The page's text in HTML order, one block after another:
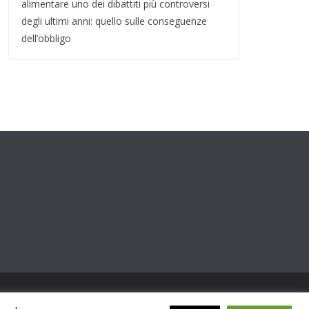
alimentare uno dei dibattiti più controversi
degli ultimi anni: quello sulle conseguenze
dell’obbligo